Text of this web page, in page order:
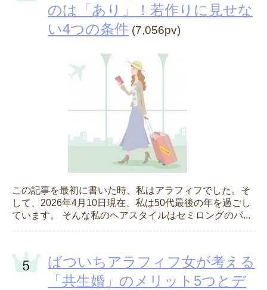
のは「あり」！若作りに見せな
い4つの条件 (7,056pv)
この記事を最初に書いた時、私はアラフィフでした。そ
して、2026年4月10日現在、私は50代最後の年を過ごし
ています。 そんな私のヘアスタイルはセミロングのパ...
ばついちアラフィフ女が考える
「共生婚」のメリット5つとデ